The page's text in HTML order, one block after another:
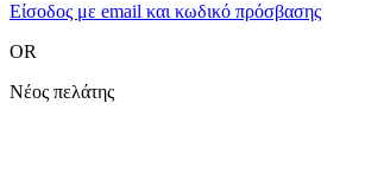
Είσοδος με email και κωδικό πρόσβασης
OR
Νέος πελάτης